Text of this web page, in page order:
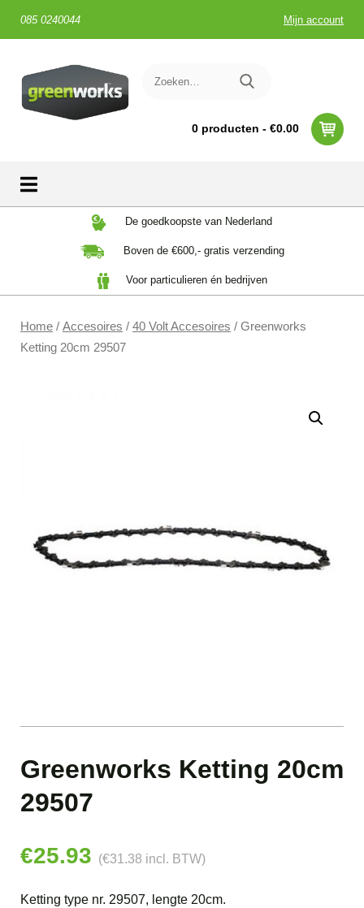
085 0240044 Mijn account
0 producten - €0.00
De goedkoopste van Nederland
Boven de €600,- gratis verzending
Voor particulieren én bedrijven
Home / Accesoires / 40 Volt Accesoires / Greenworks
Ketting 20cm 29507
Greenworks Ketting 20cm
29507
€25.93 (€31.38 incl. BTW)
Ketting type nr. 29507, lengte 20cm.